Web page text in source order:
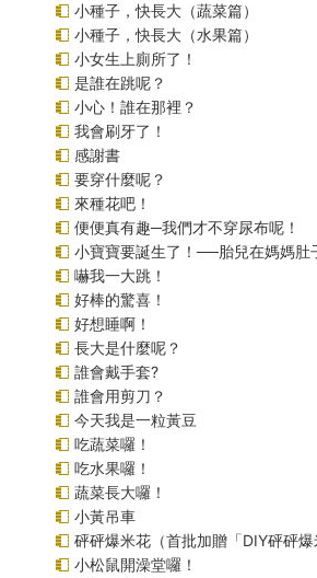
小種子，快長大（蔬菜篇）
小種子，快長大（水果篇）
小女生上廁所了！
是誰在跳呢？
小心！誰在那裡？
我會刷牙了！
感謝書
要穿什麼呢？
來種花吧！
便便真有趣─我們才不穿尿布呢！
小寶寶要誕生了！──胎兒在媽媽肚
嚇我一大跳！
好棒的驚喜！
好想睡啊！
長大是什麼呢？
誰會戴手套?
誰會用剪刀？
今天我是一粒黃豆
吃蔬菜囉！
吃水果囉！
蔬菜長大囉！
小黃吊車
砰砰爆米花（首批加贈「DIY砰砰
小松鼠開澡堂囉！